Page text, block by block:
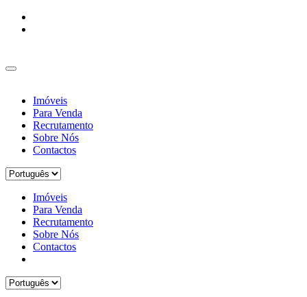
Imóveis
Para Venda
Recrutamento
Sobre Nós
Contactos
Imóveis
Para Venda
Recrutamento
Sobre Nós
Contactos